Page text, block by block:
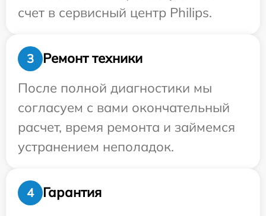
счет в сервисный центр Philips.
3
Ремонт техники
После полной диагностики мы
согласуем с вами окончательный
расчет, время ремонта и займемся
устранением неполадок.
4
Гарантия